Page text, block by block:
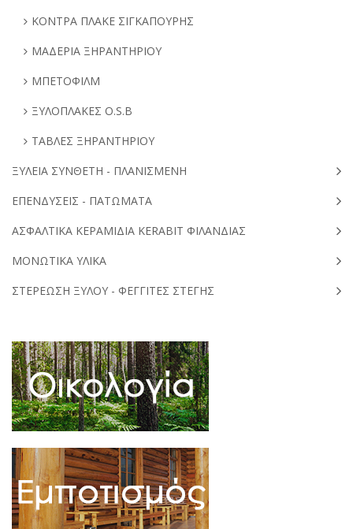
ΚΟΝΤΡΑ ΠΛΑΚΕ ΣΙΓΚΑΠΟΥΡΗΣ
ΜΑΔΕΡΙΑ ΞΗΡΑΝΤΗΡΙΟΥ
ΜΠΕΤΟΦΙΛΜ
ΞΥΛΟΠΛΑΚΕΣ O.S.B
ΤΑΒΛΕΣ ΞΗΡΑΝΤΗΡΙΟΥ
ΞΥΛΕΙΑ ΣΥΝΘΕΤΗ - ΠΛΑΝΙΣΜΕΝΗ
ΕΠΕΝΔΥΣΕΙΣ - ΠΑΤΩΜΑΤΑ
ΑΣΦΑΛΤΙΚΑ ΚΕΡΑΜΙΔΙΑ KERABIT ΦΙΛΑΝΔΙΑΣ
ΜΟΝΩΤΙΚΑ ΥΛΙΚΑ
ΣΤΕΡΕΩΣΗ ΞΥΛΟΥ - ΦΕΓΓΙΤΕΣ ΣΤΕΓΗΣ